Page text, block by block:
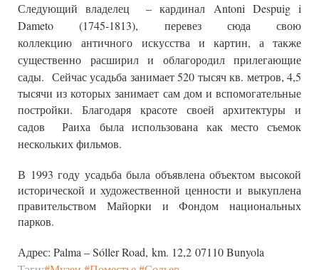
Следующий владелец – кардинал Antoni Despuig i
Dameto (1745-1813), перевез сюда свою
коллекцию античного искусства и картин, а также
существенно расширил и облагородил прилегающие
сады. Сейчас усадьба занимает 520 тысяч кв. метров, 4,5
тысячи из которых занимает сам дом и вспомогательные
постройки. Благодарякрасоте своей архитектуры и
садов Раиха была использована как место съемок
нескольких фильмов.
В 1993 году усадьба была объявлена объектом высокой
исторической и художественной ценности и выкуплена
правительством Майорки и Фондом национальных
парков.
Адрес: Palma – Sóller Road, km. 12,2 07110 Bunyola